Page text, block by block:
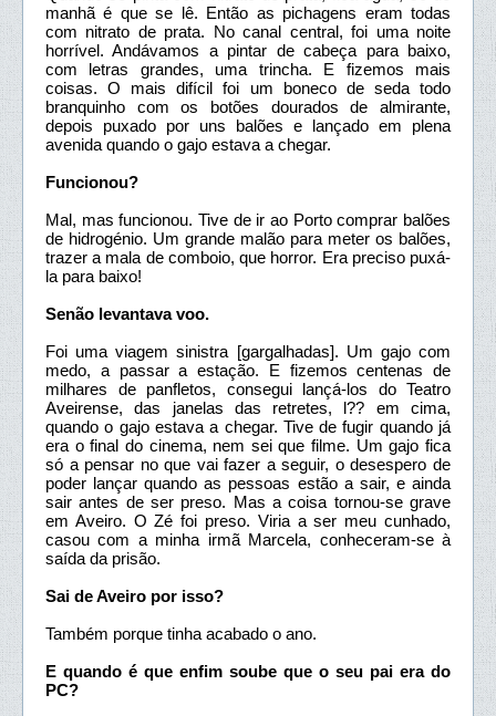
manhã é que se lê. Então as pichagens eram todas
com nitrato de prata. No canal central, foi uma noite
horrível. Andávamos a pintar de cabeça para baixo,
com letras grandes, uma trincha. E fizemos mais
coisas. O mais difícil foi um boneco de seda todo
branquinho com os botões dourados de almirante,
depois puxado por uns balões e lançado em plena
avenida quando o gajo estava a chegar.
Funcionou?
Mal, mas funcionou. Tive de ir ao Porto comprar balões
de hidrogénio. Um grande malão para meter os balões,
trazer a mala de comboio, que horror. Era preciso puxá-
la para baixo!
Senão levantava voo.
Foi uma viagem sinistra [gargalhadas]. Um gajo com
medo, a passar a estação. E fizemos centenas de
milhares de panfletos, consegui lançá-los do Teatro
Aveirense, das janelas das retretes, l?? em cima,
quando o gajo estava a chegar. Tive de fugir quando já
era o final do cinema, nem sei que filme. Um gajo fica
só a pensar no que vai fazer a seguir, o desespero de
poder lançar quando as pessoas estão a sair, e ainda
sair antes de ser preso. Mas a coisa tornou-se grave
em Aveiro. O Zé foi preso. Viria a ser meu cunhado,
casou com a minha irmã Marcela, conheceram-se à
saída da prisão.
Sai de Aveiro por isso?
Também porque tinha acabado o ano.
E quando é que enfim soube que o seu pai era do
PC?